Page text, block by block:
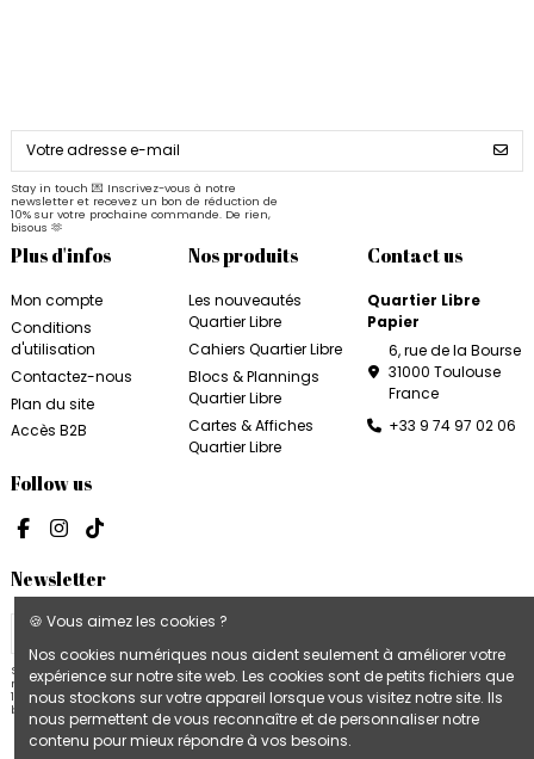
Stay in touch 💌 Inscrivez-vous à notre
newsletter et recevez un bon de réduction de
10% sur votre prochaine commande. De rien,
bisous 🫶
Plus d'infos
Mon compte
Conditions
d'utilisation
Contactez-nous
Plan du site
Accès B2B
Nos produits
Les nouveautés
Quartier Libre
Cahiers Quartier Libre
Blocs & Plannings
Quartier Libre
Cartes & Affiches
Quartier Libre
Contact us
Quartier Libre
Papier
6, rue de la Bourse
31000 Toulouse
France
+33 9 74 97 02 06
Follow us
Newsletter
Stay in touch 💌 Inscrivez-vous à notre
newsletter et recevez un bon de réduction de
10% sur votre prochaine commande. De rien,
bisous 🫶
🍪 Vous aimez les cookies ?
Nos cookies numériques nous aident seulement à améliorer votre
expérience sur notre site web. Les cookies sont de petits fichiers que
nous stockons sur votre appareil lorsque vous visitez notre site. Ils
nous permettent de vous reconnaître et de personnaliser notre
contenu pour mieux répondre à vos besoins.